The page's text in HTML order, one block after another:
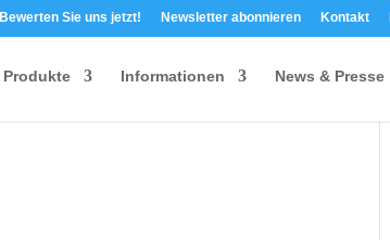
Bewerten Sie uns jetzt! Newsletter abonnieren Kontakt
Produkte Informationen News & Presse